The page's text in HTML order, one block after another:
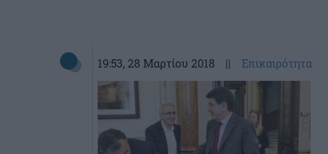
19:53, 28 Μαρτίου 2018 || Επικαιρότητα